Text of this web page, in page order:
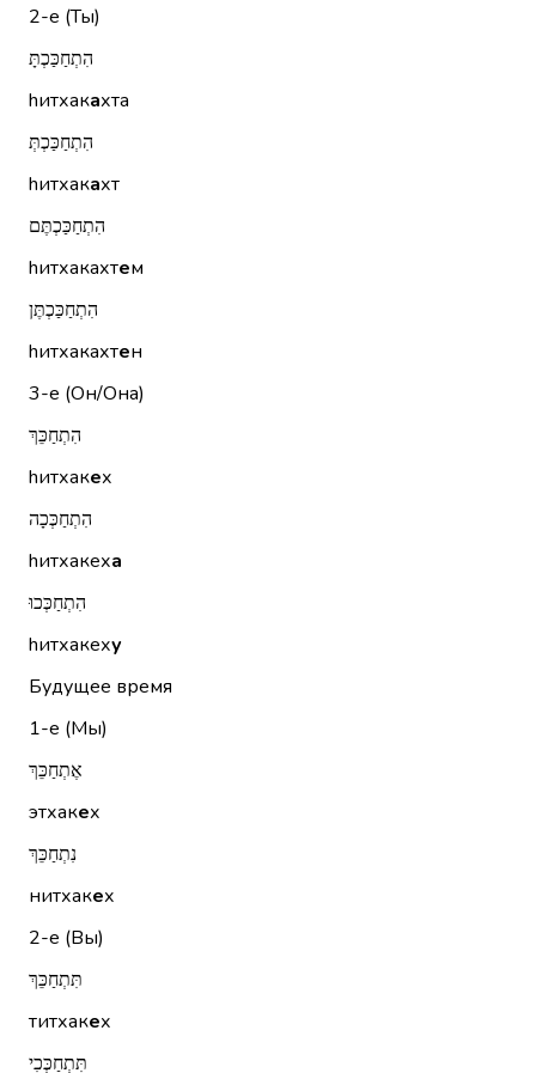
2-е (Ты)
הִתְחַכַּכְתָּ
hитхакахта
הִתְחַכַּכְתְּ
hитхакахт
הִתְחַכַּכְתֶּם
hитхакахтем
הִתְחַכַּכְתֶּן
hитхакахтен
3-е (Он/Она)
הִתְחַכֵּךְ
hитхакех
הִתְחַכְּכָה
hитхакеха
הִתְחַכְּכוּ
hитхакеху
Будущее время
1-е (Мы)
אֶתְחַכֵּךְ
этхакех
נִתְחַכֵּךְ
нитхакех
2-е (Вы)
תִּתְחַכֵּךְ
титхакех
תִּתְחַכְּכִי